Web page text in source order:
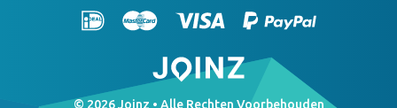
© 2026 Joinz • Alle Rechten Voorbehouden